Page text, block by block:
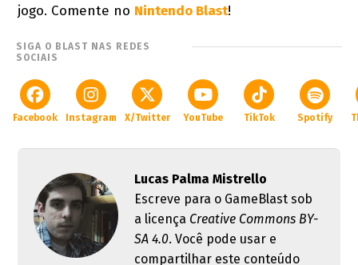
jogo. Comente no Nintendo Blast!
SIGA O BLAST NAS REDES
SOCIAIS
Facebook Instagram X/Twitter YouTube TikTok Spotify
Lucas Palma Mistrello
Escreve para o GameBlast sob
a licença Creative Commons BY-
SA 4.0. Você pode usar e
compartilhar este conteúdo